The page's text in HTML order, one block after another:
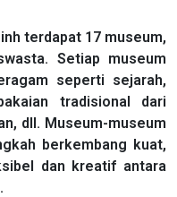
terdapat 17 museum,
Setiap museum
seperti sejarah,
tradisional dari
dll. Museum-museum
berkembang kuat,
dan kreatif antara